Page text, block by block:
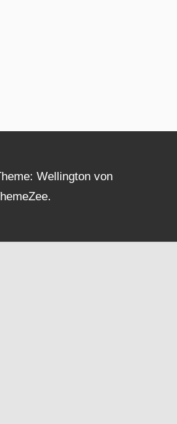
Wellington von